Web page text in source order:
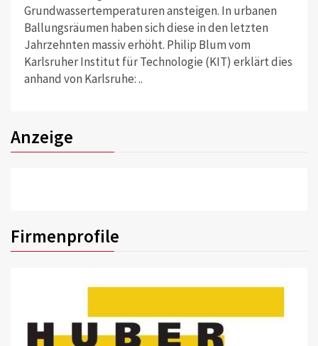
Grundwassertemperaturen ansteigen. In urbanen
Ballungsräumen haben sich diese in den letzten
Jahrzehnten massiv erhöht. Philip Blum vom
Karlsruher Institut für Technologie (KIT) erklärt dies
anhand von Karlsruhe: ..
Anzeige
Firmenprofile